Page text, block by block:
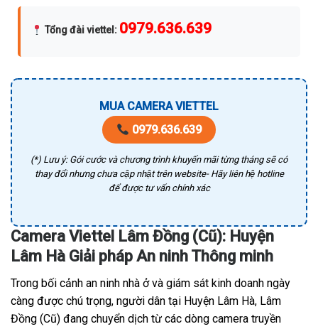
Tổng đài viettel : 0979.636.639
MUA CAMERA VIETTEL
0979.636.639
(*) Lưu ý: Gói cước và chương trình khuyến mãi từng tháng sẽ có
thay đổi nhưng chưa cập nhật trên website- Hãy liên hệ hotline
để được tư vấn chính xác
Camera Viettel Lâm Đồng (Cũ): Huyện
Lâm Hà Giải pháp An ninh Thông minh
Trong bối cảnh an ninh nhà ở và giám sát kinh doanh ngày
càng được chú trọng, người dân tại Huyện Lâm Hà, Lâm
Đồng (Cũ) đang chuyển dịch từ các dòng camera truyền